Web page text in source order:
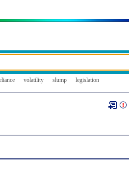
volatility slump legislation